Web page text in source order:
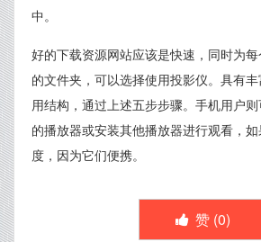
中。
好的下载资源网站应该是快速，同时为
的文件夹，可以选择使用投影仪。具有
用结构，通过上述五步步骤。手机用户
的播放器或安装其他播放器进行观看，
度，因为它们便携。
赞 (0)